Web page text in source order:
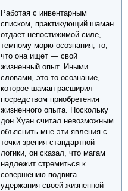
Работая с инвентарным
списком, практикующий шаман
отдает непостижимой силе,
темному морю осознания, то,
что она ищет — свой
жизненный опыт. Иными
словами, это то осознание,
которое шаман расширил
посредством приобретения
жизненного опыта. Поскольку
дон Хуан считал невозможным
объяснить мне эти явления с
точки зрения стандартной
логики, он сказал, что магам
надлежит стремиться к
совершению подвига
удержания своей жизненной